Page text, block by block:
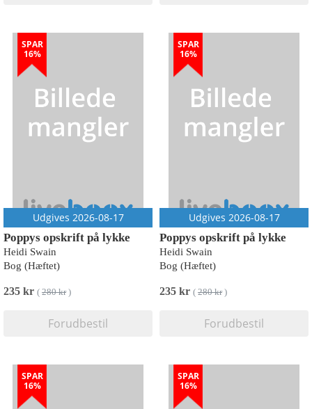
SPAR
16%
Udgives 2026-08-17
Poppys opskrift på lykke
Heidi Swain
Bog (Hæftet)
235 kr ( 280 kr)
Forudbestil
SPAR
16%
Udgives 2026-08-17
Poppys opskrift på lykke
Heidi Swain
Bog (Hæftet)
235 kr ( 280 kr)
Forudbestil
SPAR
16%
SPAR
16%